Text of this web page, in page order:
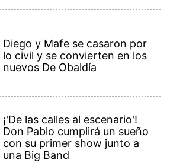
Diego y Mafe se casaron por
lo civil y se convierten en los
nuevos De Obaldía
¡'De las calles al escenario'!
Don Pablo cumplirá un sueño
con su primer show junto a
una Big Band